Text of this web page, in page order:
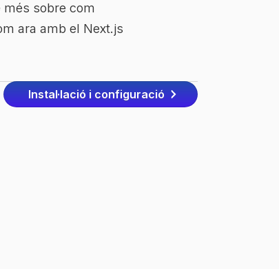
més sobre com
ara amb el Next.js
Instal·lació i configuració